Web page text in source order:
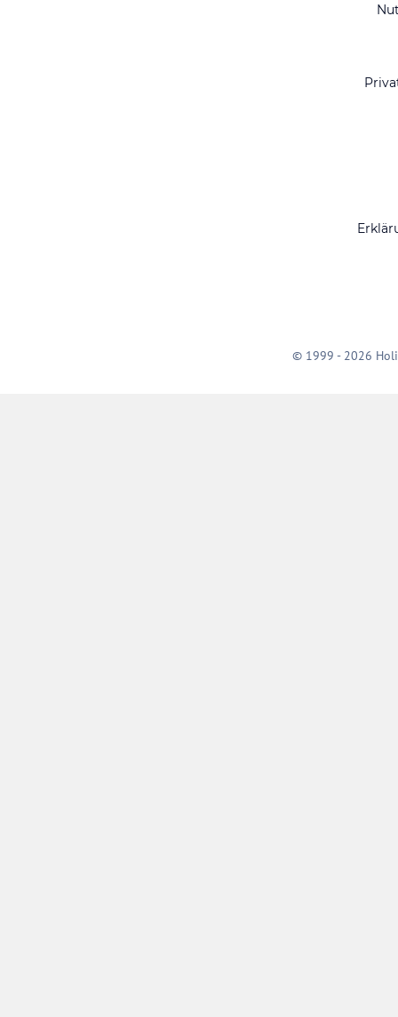
© 1999 - 2026